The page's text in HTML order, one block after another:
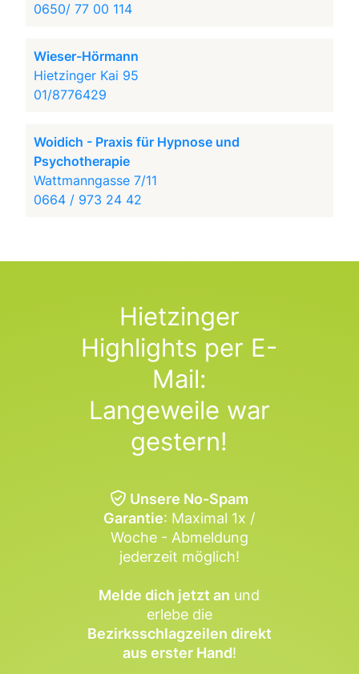
0650/ 77 00 114
Wieser-Hörmann
Hietzinger Kai 95
01/8776429
Woidich - Praxis für Hypnose und
Psychotherapie
Wattmanngasse 7/11
0664 / 973 24 42
Hietzinger
Highlights per E-
Mail:
Langeweile war
gestern!
Unsere No-Spam
Garantie: Maximal 1x /
Woche - Abmeldung
jederzeit möglich!
Melde dich jetzt an und
erlebe die
Bezirksschlagzeilen direkt
aus erster Hand!